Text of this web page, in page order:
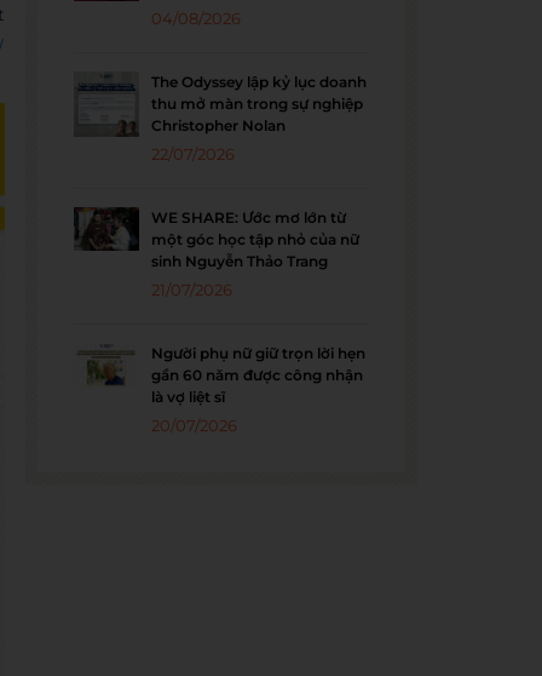
04/08/2026
The Odyssey lập kỷ lục doanh
thu mở màn trong sự nghiệp
Christopher Nolan
22/07/2026
WE SHARE: Ước mơ lớn từ
một góc học tập nhỏ của nữ
sinh Nguyễn Thảo Trang
21/07/2026
Người phụ nữ giữ trọn lời hẹn
gần 60 năm được công nhận
là vợ liệt sĩ
20/07/2026